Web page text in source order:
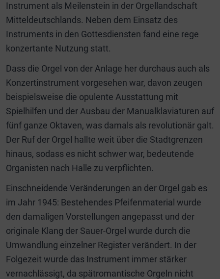
Instrument als Meilenstein in der Orgellandschaft
Mitteldeutschlands. Neben dem Einsatz des
Instruments in den Gottesdiensten fand eine rege
konzertante Nutzung statt.
Dass die Orgel von der Anlage her durchaus auch als
Konzertinstrument vorgesehen war, davon zeugen
beispielsweise die opulente Ausstattung mit
Spielhilfen und der Ausbau der Manualklaviaturen auf
fünf ganze Oktaven, was damals als revolutionär galt.
Der Ruf der Orgel hallte weit über die Stadtgrenzen
hinaus, sodass es nicht schwer war, bedeutende
Organisten nach Halle zu verpflichten.
Einschneidende Veränderungen an der Orgel gab es
im Jahr 1945: Bestehendes Pfeifenmaterial wurde
den damaligen Vorstellungen angepasst und der
originale Klang der Sauer-Orgel wurde durch die
Umwandlung einzelner Register verändert. In der
Folgezeit wurde das Instrument immer stärker
vernachlässigt, da spätromantische Orgeln nicht